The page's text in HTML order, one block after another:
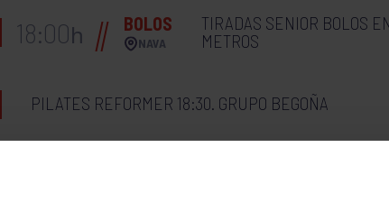
18:00h BOLOS
NAVA
TIRADAS SENIOR BOLOS
METROS
PILATES REFORMER 18:30. GRUPO BEGOÑA